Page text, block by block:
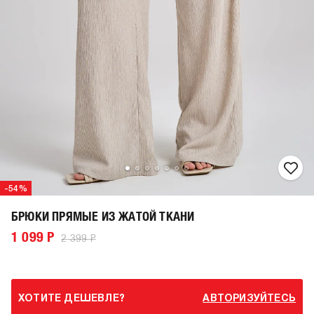
-54%
БРЮКИ ПРЯМЫЕ ИЗ ЖАТОЙ ТКАНИ
1 099 Р 2 399 Р
ХОТИТЕ ДЕШЕВЛЕ? АВТОРИЗУЙТЕСЬ